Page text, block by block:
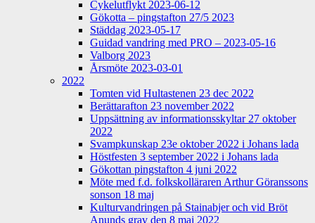
Cykelutflykt 2023-06-12
Gökotta – pingstafton 27/5 2023
Städdag 2023-05-17
Guidad vandring med PRO – 2023-05-16
Valborg 2023
Årsmöte 2023-03-01
2022
Tomten vid Hultastenen 23 dec 2022
Berättarafton 23 november 2022
Uppsättning av informationsskyltar 27 oktober
2022
Svampkunskap 23e oktober 2022 i Johans lada
Höstfesten 3 september 2022 i Johans lada
Gökottan pingstafton 4 juni 2022
Möte med f.d. folkskolläraren Arthur Göranssons
sonson 18 maj
Kulturvandringen på Stainabjer och vid Bröt
Anunds grav den 8 maj 2022